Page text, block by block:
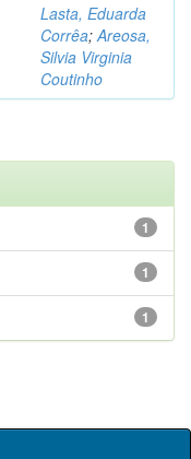
Lasta, Eduarda
Corrêa;Areosa,
Silvia Virginia
Coutinho
1
1
1